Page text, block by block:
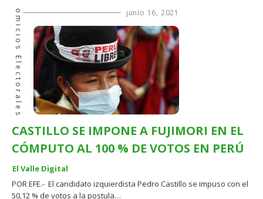
junio 16, 2021
Comicios Electorales
CASTILLO SE IMPONE A FUJIMORI EN EL
CÓMPUTO AL 100 % DE VOTOS EN PERÚ
El Valle Digital
POR EFE.- El candidato izquierdista Pedro Castillo se impuso con el
50,12 % de votos a la postula…